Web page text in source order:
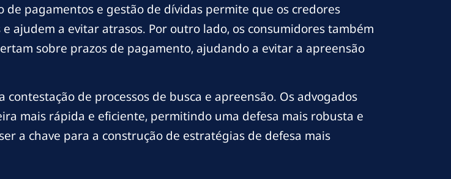
pagamentos e gestão de dívidas permite que os credores
ajudem a evitar atrasos. Por outro lado, os consumidores também
sobre prazos de pagamento, ajudando a evitar a apreensão
de processos de busca e apreensão. Os advogados
mais rápida e eficiente, permitindo uma defesa mais robusta e
a chave para a construção de estratégias de defesa mais